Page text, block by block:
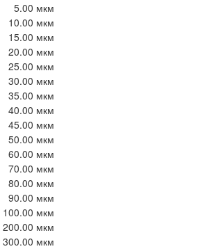
5.00 мкм
10.00 мкм
15.00 мкм
20.00 мкм
25.00 мкм
30.00 мкм
35.00 мкм
40.00 мкм
45.00 мкм
50.00 мкм
60.00 мкм
70.00 мкм
80.00 мкм
90.00 мкм
100.00 мкм
200.00 мкм
300.00 мкм